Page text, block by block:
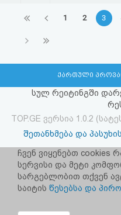
1 2 3
ქართული
სულ რეიტინგში
TOP.GE ვერსია 1.0.2
შეთანხმება და
იხილეთ TOP.GE -
ჩვენ ვიყენებთ cookies
სერვისი და მეტი
სარგებლობით თქვენ
საიტის წესებსა და